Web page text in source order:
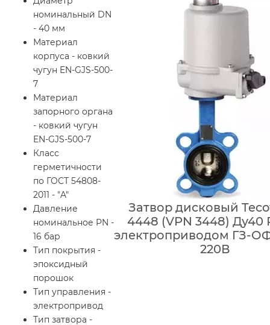
номинальный DN
- 40 мм
Материал
корпуса - ковкий
чугун EN-GJS-500-
7
Материал
запорного органа
- ковкий чугун
EN-GJS-500-7
Класс
герметичности
по ГОСТ 54808-
2011 - "A"
Давление
номинальное PN -
16 бар
Тип покрытия -
эпоксидный
порошок
Тип управления -
электропривод
Тип затвора -
Затвор дисковый
4448 (VPN 3448) Ду40
электроприводом ГЗ-
220В